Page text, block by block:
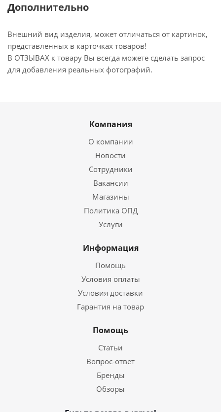
Дополнительно
Внешний вид изделия, может отличаться от картинок,
представленных в карточках товаров!
В ОТЗЫВАХ к товару Вы всегда можете сделать запрос
для добавления реальных фотографий.
Компания
О компании
Новости
Сотрудники
Вакансии
Магазины
Политика ОПД
Услуги
Информация
Помощь
Условия оплаты
Условия доставки
Гарантия на товар
Помощь
Статьи
Вопрос-ответ
Бренды
Обзоры